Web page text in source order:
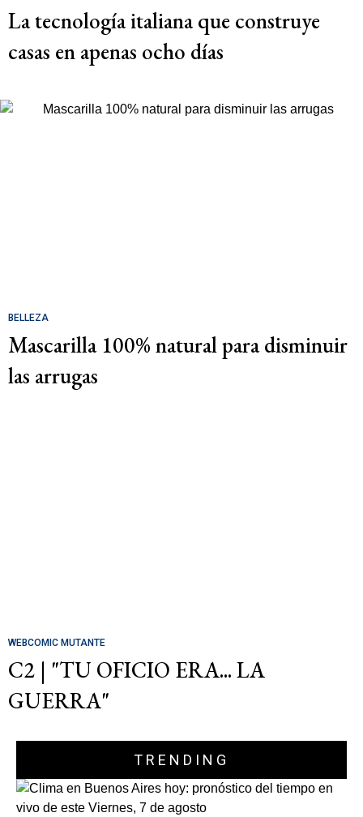
La tecnología italiana que construye
casas en apenas ocho días
BELLEZA
Mascarilla 100% natural para disminuir
las arrugas
WEBCOMIC MUTANTE
C2 | "TU OFICIO ERA... LA
GUERRA"
TRENDING